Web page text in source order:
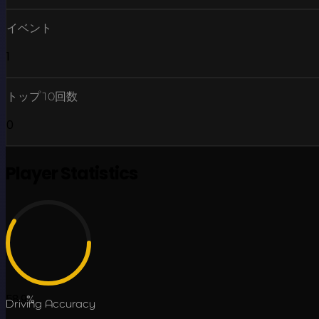
イベント
トップ10回数
58.9%
Driving Accuracy